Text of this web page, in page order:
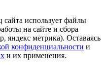
сайта использует файлы
на сайте и сбора
яндекс метрика). Оставаясь
конфиденциальности и
и их применения.